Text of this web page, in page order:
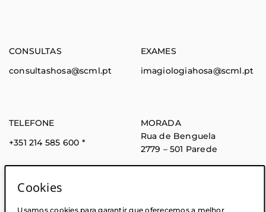
Cookies
Usamos cookies para garantir que oferecemos a melhor
CONSULTAS
consultashosa@scml.pt
EXAMES
imagiologiahosa@scml.pt
TELEFONE
+351 214 585 600 *
nacional
MORADA
Rua de Benguela
2779 – 501 Parede